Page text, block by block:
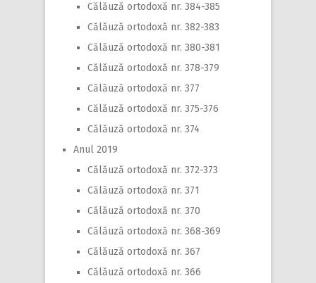
Călăuză ortodoxă nr. 384-385
Călăuză ortodoxă nr. 382-383
Călăuză ortodoxă nr. 380-381
Călăuză ortodoxă nr. 378-379
Călăuză ortodoxă nr. 377
Călăuză ortodoxă nr. 375-376
Călăuză ortodoxă nr. 374
Anul 2019
Călăuză ortodoxă nr. 372-373
Călăuză ortodoxă nr. 371
Călăuză ortodoxă nr. 370
Călăuză ortodoxă nr. 368-369
Călăuză ortodoxă nr. 367
Călăuză ortodoxă nr. 366